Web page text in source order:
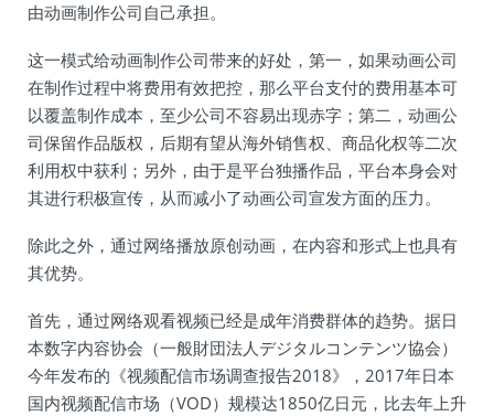
由动画制作公司自己承担。
这一模式给动画制作公司带来的好处，第一，如果动画公司
在制作过程中将费用有效把控，那么平台支付的费用基本可
以覆盖制作成本，至少公司不容易出现赤字；第二，动画公
司保留作品版权，后期有望从海外销售权、商品化权等二次
利用权中获利；另外，由于是平台独播作品，平台本身会对
其进行积极宣传，从而减小了动画公司宣发方面的压力。
除此之外，通过网络播放原创动画，在内容和形式上也具有
其优势。
首先，通过网络观看视频已经是成年消费群体的趋势。据日
本数字内容协会（一般財団法人デジタルコンテンツ協会）
今年发布的《视频配信市场调查报告2018》，2017年日本
国内视频配信市场（VOD）规模达1850亿日元，比去年上升